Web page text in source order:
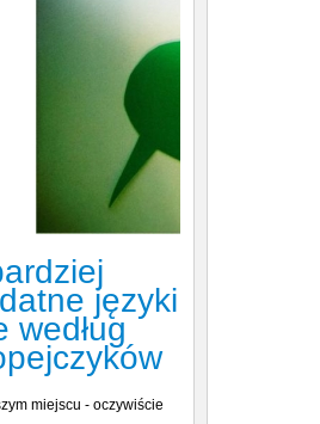
języki
według
miejscu - oczywiście